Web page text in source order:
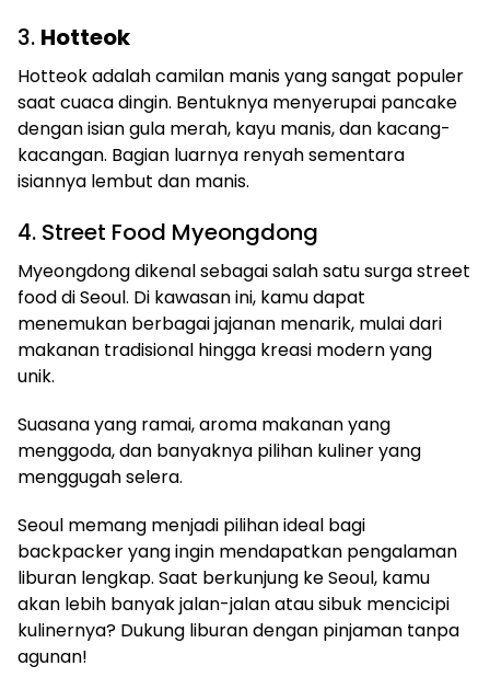
3. Hotteok
Hotteok adalah camilan manis yang sangat populer
saat cuaca dingin. Bentuknya menyerupai pancake
dengan isian gula merah, kayu manis, dan kacang-
kacangan. Bagian luarnya renyah sementara
isiannya lembut dan manis.
4. Street Food Myeongdong
Myeongdong dikenal sebagai salah satu surga street
food di Seoul. Di kawasan ini, kamu dapat
menemukan berbagai jajanan menarik, mulai dari
makanan tradisional hingga kreasi modern yang
unik.
Suasana yang ramai, aroma makanan yang
menggoda, dan banyaknya pilihan kuliner yang
menggugah selera.
Seoul memang menjadi pilihan ideal bagi
backpacker yang ingin mendapatkan pengalaman
liburan lengkap. Saat berkunjung ke Seoul, kamu
akan lebih banyak jalan-jalan atau sibuk mencicipi
kulinernya? Dukung liburan dengan pinjaman tanpa
agunan!